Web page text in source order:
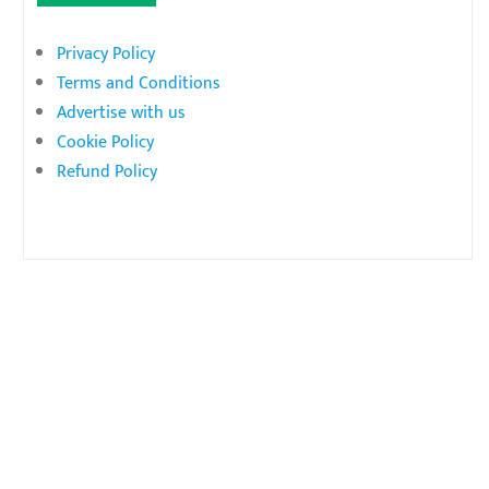
Privacy Policy
Terms and Conditions
Advertise with us
Cookie Policy
Refund Policy